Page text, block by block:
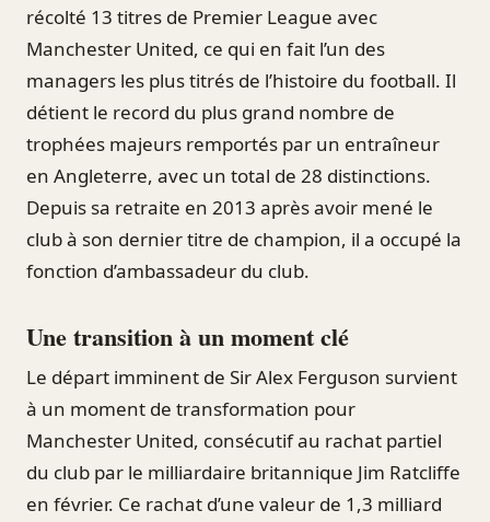
récolté 13 titres de Premier League avec
Manchester United, ce qui en fait l’un des
managers les plus titrés de l’histoire du football. Il
détient le record du plus grand nombre de
trophées majeurs remportés par un entraîneur
en Angleterre, avec un total de 28 distinctions.
Depuis sa retraite en 2013 après avoir mené le
club à son dernier titre de champion, il a occupé la
fonction d’ambassadeur du club.
Une transition à un moment clé
Le départ imminent de Sir Alex Ferguson survient
à un moment de transformation pour
Manchester United, consécutif au rachat partiel
du club par le milliardaire britannique Jim Ratcliffe
en février. Ce rachat d’une valeur de 1,3 milliard